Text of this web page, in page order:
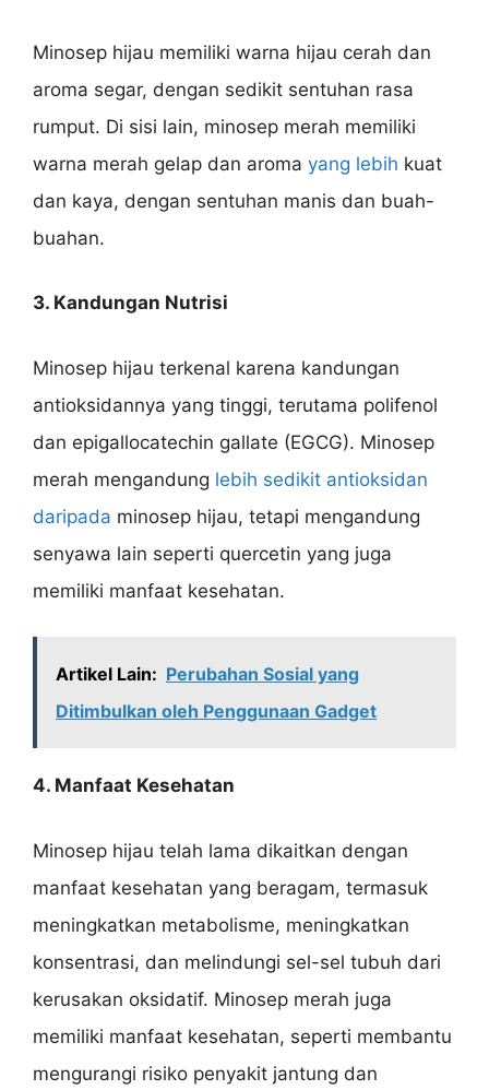
Minosep hijau memiliki warna hijau cerah dan
aroma segar, dengan sedikit sentuhan rasa
rumput. Di sisi lain, minosep merah memiliki
warna merah gelap dan aroma yang lebih kuat
dan kaya, dengan sentuhan manis dan buah-
buahan.
3. Kandungan Nutrisi
Minosep hijau terkenal karena kandungan
antioksidannya yang tinggi, terutama polifenol
dan epigallocatechin gallate (EGCG). Minosep
merah mengandung lebih sedikit antioksidan
daripada minosep hijau, tetapi mengandung
senyawa lain seperti quercetin yang juga
memiliki manfaat kesehatan.
Artikel Lain: Perubahan Sosial yang
Ditimbulkan oleh Penggunaan Gadget
4. Manfaat Kesehatan
Minosep hijau telah lama dikaitkan dengan
manfaat kesehatan yang beragam, termasuk
meningkatkan metabolisme, meningkatkan
konsentrasi, dan melindungi sel-sel tubuh dari
kerusakan oksidatif. Minosep merah juga
memiliki manfaat kesehatan, seperti membantu
mengurangi risiko penyakit jantung dan